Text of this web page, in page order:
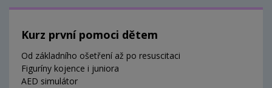
Kurz první pomoci dětem
Od základního ošetření až po resuscitaci
Figuríny kojence i juniora
AED simulátor